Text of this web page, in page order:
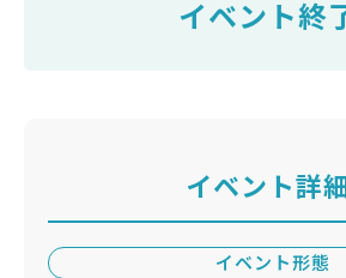
イベント終
イベント詳細
イベント形態